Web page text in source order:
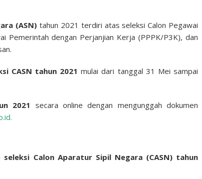
(ASN) tahun 2021 terdiri atas seleksi Calon Pegawai
Pemerintah dengan Perjanjian Kerja (PPPK/P3K), dan
CASN tahun 2021mulai dari tanggal 31 Mei sampai
2021 secara online dengan mengunggah dokumen
seleksi Calon Aparatur Sipil Negara (CASN) tahun